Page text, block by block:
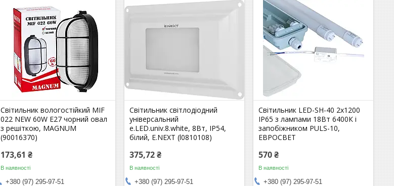
Світильник вологостійкий MIF
022 NEW 60W E27 чорний овал
з решіткою, MAGNUM
(90016370)
173,61 ₴
В наявності
+380 (97) 295-97-51
Світильник світлодіодний
універсальний
e.LED.univ.8.white, 8Вт, IP54,
білий, E.NEXT (l0810108)
375,72 ₴
В наявності
+380 (97) 295-97-51
Світильник LED-SH-40 2х1200
IP65 з лампами 18Вт 6400К і
запобіжником PULS-10,
ЕВРОСВЕТ
570 ₴
В наявності
+380 (97) 295-97-51